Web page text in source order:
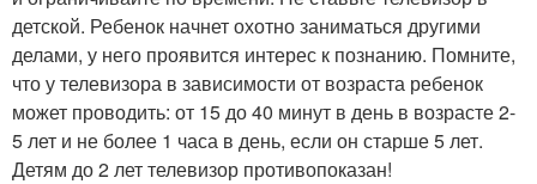
детской. Ребенок начнет охотно заниматься другими
делами, у него проявится интерес к познанию. Помните,
что у телевизора в зависимости от возраста ребенок
может проводить: от 15 до 40 минут в день в возрасте 2-
5 лет и не более 1 часа в день, если он старше 5 лет.
Детям до 2 лет телевизор противопоказан!